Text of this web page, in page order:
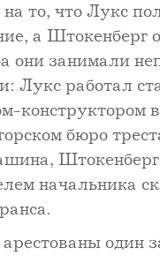
то, что Лукс
а Штокенберг
они занимали
Лукс работал
конструктором в
бюро
начальника
один